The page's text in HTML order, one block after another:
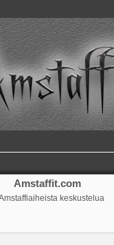
Amstaffit.com
keskustelua